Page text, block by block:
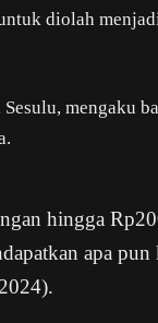
diolah
mengaku
hingga
apa pun